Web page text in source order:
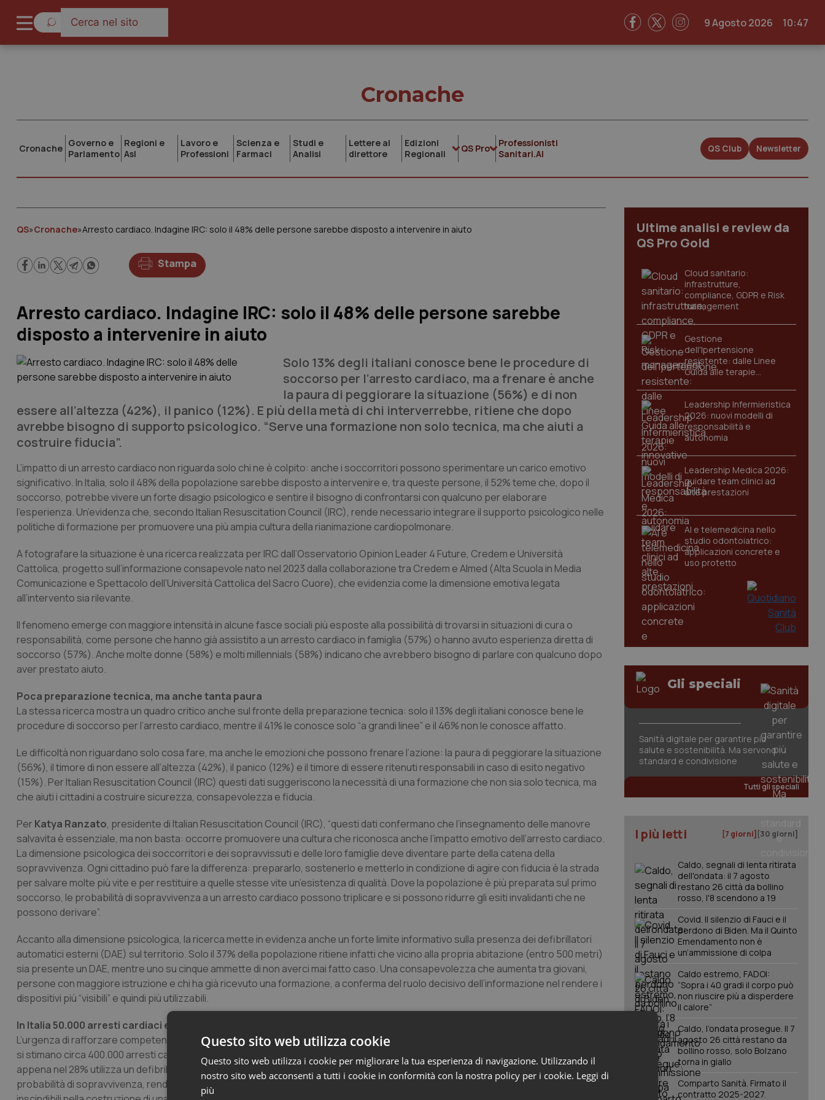
9 Agosto 2026 10:47
Cronache
Cronache Governo e
Parlamento
Regioni e
Asl
Lavoro e
Professioni
Scienza e
Farmaci
Studi e
Analisi
Lettere al
direttore
Edizioni
Regionali
QS Pro
Professionisti
Sanitari.AI
QS Club Newsletter
QS»Cronache»Arresto cardiaco. Indagine IRC: solo il 48% delle persone sarebbe disposto a intervenire in aiuto
Stampa
Arresto cardiaco. Indagine IRC: solo il 48% delle persone sarebbe
disposto a intervenire in aiuto
Solo 13% degli italiani conosce bene le procedure di
soccorso per l’arresto cardiaco, ma a frenare è anche
la paura di peggiorare la situazione (56%) e di non
essere all’altezza (42%), il panico (12%). E più della metà di chi interverrebbe, ritiene che dopo
avrebbe bisogno di supporto psicologico. “Serve una formazione non solo tecnica, ma che aiuti a
costruire fiducia”.
L’impatto di un arresto cardiaco non riguarda solo chi ne è colpito: anche i soccorritori possono sperimentare un carico emotivo
significativo. In Italia, solo il 48% della popolazione sarebbe disposto a intervenire e, tra queste persone, il 52% teme che, dopo il
soccorso, potrebbe vivere un forte disagio psicologico e sentire il bisogno di confrontarsi con qualcuno per elaborare
l’esperienza. Un’evidenza che, secondo Italian Resuscitation Council (IRC), rende necessario integrare il supporto psicologico nelle
politiche di formazione per promuovere una più ampia cultura della rianimazione cardiopolmonare.
A fotografare la situazione è una ricerca realizzata per IRC dall’Osservatorio Opinion Leader 4 Future, Credem e Università
Cattolica, progetto sull’informazione consapevole nato nel 2023 dalla collaborazione tra Credem e Almed (Alta Scuola in Media
Comunicazione e Spettacolo dell’Università Cattolica del Sacro Cuore), che evidenzia come la dimensione emotiva legata
all’intervento sia rilevante.
Il fenomeno emerge con maggiore intensità in alcune fasce sociali più esposte alla possibilità di trovarsi in situazioni di cura o
responsabilità, come persone che hanno già assistito a un arresto cardiaco in famiglia (57%) o hanno avuto esperienza diretta di
soccorso (57%). Anche molte donne (58%) e molti millennials (58%) indicano che avrebbero bisogno di parlare con qualcuno dopo
aver prestato aiuto.
Poca preparazione tecnica, ma anche tanta paura
La stessa ricerca mostra un quadro critico anche sul fronte della preparazione tecnica: solo il 13% degli italiani conosce bene le
procedure di soccorso per l’arresto cardiaco, mentre il 41% le conosce solo “a grandi linee” e il 46% non le conosce affatto.
Le difficoltà non riguardano solo cosa fare, ma anche le emozioni che possono frenare l’azione: la paura di peggiorare la situazione
(56%), il timore di non essere all’altezza (42%), il panico (12%) e il timore di essere ritenuti responsabili in caso di esito negativo
(15%). Per Italian Resuscitation Council (IRC) questi dati suggeriscono la necessità di una formazione che non sia solo tecnica, ma
che aiuti i cittadini a costruire sicurezza, consapevolezza e fiducia.
Per Katya Ranzato, presidente di Italian Resuscitation Council (IRC), “questi dati confermano che l’insegnamento delle manovre
salvavita è essenziale, ma non basta: occorre promuovere una cultura che riconosca anche l’impatto emotivo dell’arresto cardiaco.
La dimensione psicologica dei soccorritori e dei sopravvissuti e delle loro famiglie deve diventare parte della catena della
sopravvivenza. Ogni cittadino può fare la differenza: prepararlo, sostenerlo e metterlo in condizione di agire con fiducia è la strada
per salvare molte più vite e per restituire a quelle stesse vite un’esistenza di qualità. Dove la popolazione è più preparata sul primo
soccorso, le probabilità di sopravvivenza a un arresto cardiaco possono triplicare e si possono ridurre gli esiti invalidanti che ne
possono derivare”.
Accanto alla dimensione psicologica, la ricerca mette in evidenza anche un forte limite informativo sulla presenza dei defibrillatori
automatici esterni (DAE) sul territorio. Solo il 37% della popolazione ritiene infatti che vicino alla propria abitazione (entro 500 metri)
sia presente un DAE, mentre uno su cinque ammette di non averci mai fatto caso. Una consapevolezza che aumenta tra giovani,
persone con maggiore istruzione e chi ha già ricevuto una formazione, a conferma del ruolo decisivo dell’informazione nel rendere i
dispositivi più “visibili” e quindi più utilizzabili.
In Italia 50.000 arresti cardiaci extraospedalieri ogni anno
L’urgenza di rafforzare competenze e sicurezza emotiva dei cittadini è ancora più evidente se si considera che ogni anno in Europa
si stimano circa 400.000 arresti cardiaci extraospedalieri, di cui 50.000 in Italia, ma solo nel 58% dei casi chi assiste interviene e
appena nel 28% utilizza un defibrillatore, con una sopravvivenza media dell’8%. Ogni minuto senza intervento riduce del 10% le
probabilità di sopravvivenza, rendendo ancora più chiaro come formazione, sostegno psicologico e accesso ai DAE siano elementi
Ultime analisi e review da
QS Pro Gold
Cloud sanitario:
infrastrutture,
compliance, GDPR e Risk
management
Gestione
dell'Ipertensione
resistente: dalle Linee
Guida alle terapie
innovative
Leadership Infermieristica
2026: nuovi modelli di
responsabilità e
autonomia
Leadership Medica 2026:
guidare team clinici ad
alte prestazioni
AI e telemedicina nello
studio odontoiatrico:
applicazioni concrete e
uso protetto
Gli speciali
Sanità digitale per garantire più
salute e sostenibilità. Ma servono
standard e condivisione
Tutti gli speciali
I più letti [7 giorni] [30 giorni]
Caldo, segnali di lenta ritirata
dell'ondata: il 7 agosto
restano 26 città da bollino
rosso, l'8 scendono a 19
Covid. Il silenzio di Fauci e il
perdono di Biden. Ma il Quinto
Emendamento non è
un’ammissione di colpa
Caldo estremo, FADOI:
“Sopra i 40 gradi il corpo può
non riuscire più a disperdere
il calore”
Caldo, l’ondata prosegue. Il 7
agosto 26 città restano da
bollino rosso, solo Bolzano
torna in giallo
Comparto Sanità. Firmato il
contratto 2025-2027.
Questo sito web utilizza cookie
Questo sito web utilizza i cookie per migliorare la tua esperienza di navigazione. Utilizzando il
nostro sito web acconsenti a tutti i cookie in conformità con la nostra policy per i cookie. Leggi di
più